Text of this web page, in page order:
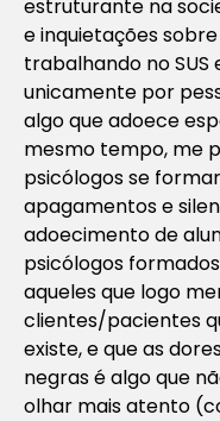
estruturante na
e inquietações
trabalhando no SUS
unicamente por
algo que adoece
mesmo tempo, me
psicólogos se
apagamentos e
adoecimento de
psicólogos
aqueles que logo
clientes/pacientes
existe, e que as
negras é algo que
olhar mais atento